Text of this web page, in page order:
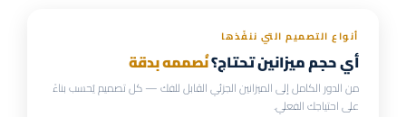
أنواع التصميم التي ننفّذها
أي حجم ميزانين تحتاج؟نُصممه بدقة
من الدور الكامل إلى الميزانين الجزئي القابل للفك — كل تصميم يُحسب بناءً
على احتياجك الفعلي.